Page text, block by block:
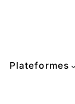
Plateformes